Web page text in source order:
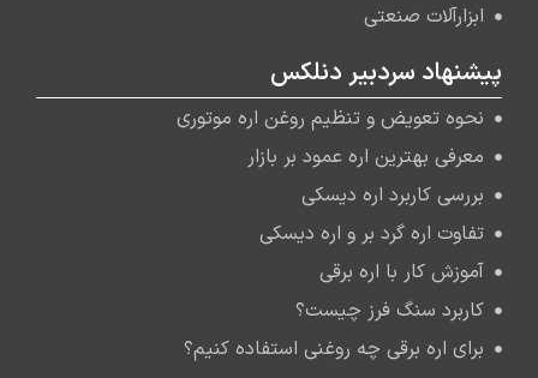
ابزارآلات صنعتی
پیشنهاد سردبیر دنلکس
نحوه تعویض و تنظیم روغن اره موتوری
معرفی بهترین اره عمود بر بازار
بررسی کاربرد اره دیسکی
تفاوت اره گرد بر و اره دیسکی
آموزش کار با اره برقی
کاربرد سنگ فرز چیست؟
برای اره برقی چه روغنی استفاده کنیم؟